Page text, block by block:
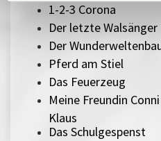
1-2-3 Corona
Der letzte Walsänger
Der
Pferd am Stiel
Das Feuerzeug
Meine Freundin
Klaus
Das Schulgespenst